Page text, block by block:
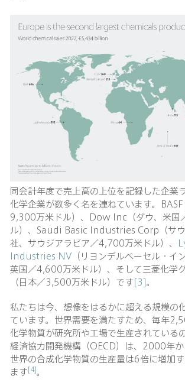
同会計年度で売上高の上位を記録した企業
化学企業が数多く名を連ねています。BASF
9,300万米ドル）、Dow Inc（ダウ、米国
ル）、Saudi Basic Industries Corp（サ
社、サウジアラビア／4,700万米ドル）、
Industries NV （リヨンデルベーセル・イ
英国／4,600万米ドル）、そして三菱化学
（日本／3,500万米ドル）です[3]。
私たちは今、想像をはるかに超える規模の
ています。世界需要を満たすため、毎年
化学物質が研究所や工場で生産されている
経済協力開発機構（OECD）は、2000年
世界の合成化学物質の生産量は6倍に増加
ます[4]。